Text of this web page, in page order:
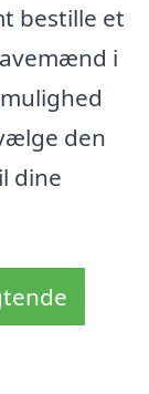
bestille et
i
den
dine